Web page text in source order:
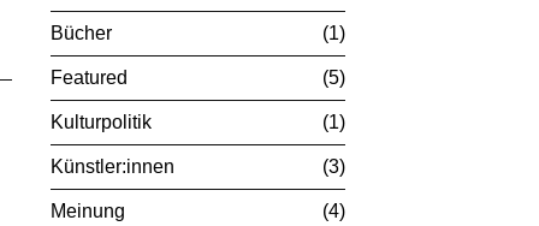
Bücher 1
Featured 5
Kulturpolitik 1
Künstler:innen 3
Meinung 4